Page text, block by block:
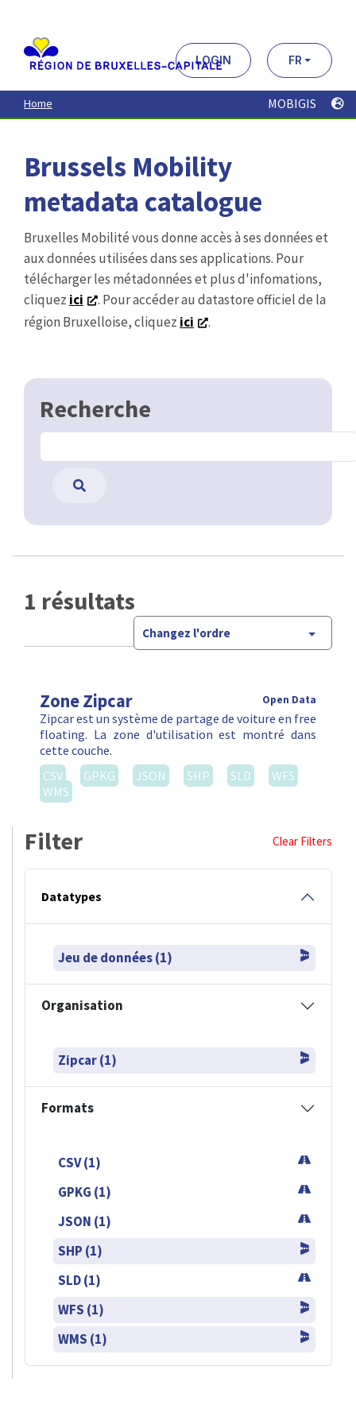
contenu
principal
LOGIN FR
Home MOBIGIS
Brussels Mobility
metadata catalogue
Bruxelles Mobilité vous donne accès à ses données et
aux données utilisées dans ses applications. Pour
télécharger les métadonnées et plus d'infomations,
cliquez ici
. Pour accéder au datastore officiel de la
région Bruxelloise, cliquez ici .
Recherche
1 résultats
Changez l'ordre
Zone Zipcar Open Data
Zipcar est un système de partage de voiture en free
floating. La zone d'utilisation est montré dans
cette couche.
CSV
GPKG JSON SHP SLD
WFS
WMS
Filter Clear Filters
Datatypes
Jeu de données (1)
Organisation
Zipcar (1)
Formats
CSV (1)
GPKG (1)
JSON (1)
SHP (1)
SLD (1)
WFS (1)
WMS (1)